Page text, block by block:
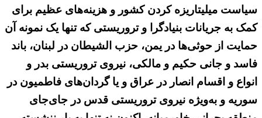
سیاست میلیتاریزه کردن کشور و هزینه‌های عظیم برای
کمک به جریانات بنیادگرا و تروریستی که تنها یک نمونه آن
حمایت از حوثی‌ها در یمن، حزب الشیطان در لبنان، باند
فاسد و جانی حکیم و مالکی، نیروی تروریستی بدر و
انواع و اقسام انصار در عراق و یا گردان‌های فاطمیون در
سوریه و به‌ویژه نیروی تروریستی قدس در جای‌جای